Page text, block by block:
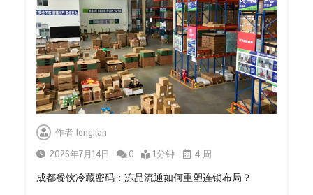
作者lenglian
2026年7月14日
0 1分钟 4 周
成都餐饮冷藏密码：冻品流通如何重塑连锁布局？